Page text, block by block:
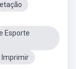
Esporte
Imprimir